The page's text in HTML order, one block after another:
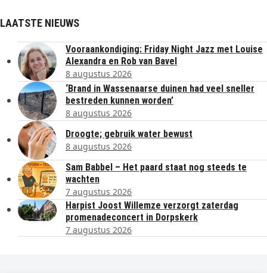
LAATSTE NIEUWS
Vooraankondiging: Friday Night Jazz met Louise
Alexandra en Rob van Bavel
8 augustus 2026
‘Brand in Wassenaarse duinen had veel sneller
bestreden kunnen worden’
8 augustus 2026
Droogte; gebruik water bewust
8 augustus 2026
Sam Babbel – Het paard staat nog steeds te
wachten
7 augustus 2026
Harpist Joost Willemze verzorgt zaterdag
promenadeconcert in Dorpskerk
7 augustus 2026